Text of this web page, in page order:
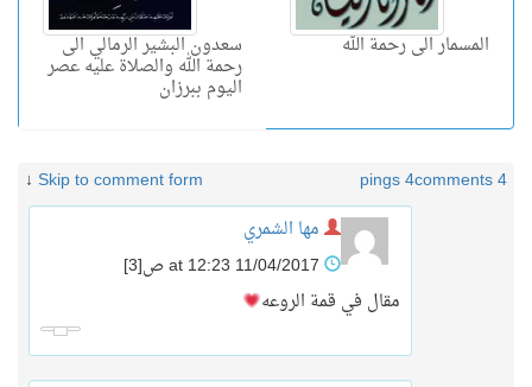
سعدون البشير الرمالي الى
رحمة الله والصلاة عليه عصر
اليوم ببرزان
المسمار الى رحمة الله
4 comments
4 pings
Skip to comment form
↓
مها الشمري
[3]
مقال في قمة الروعه